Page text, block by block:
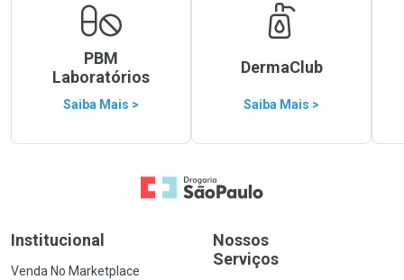
PBM
Laboratórios
Saiba Mais >
DermaClub
Saiba Mais >
Ir para a Home
Institucional
Venda No Marketplace
Nossos
Serviços